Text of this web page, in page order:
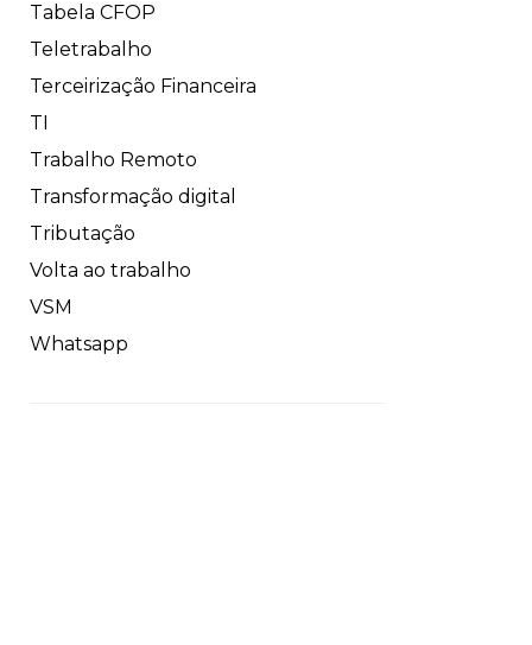
Tabela CFOP
Teletrabalho
Terceirização Financeira
TI
Trabalho Remoto
Transformação digital
Tributação
Volta ao trabalho
VSM
Whatsapp